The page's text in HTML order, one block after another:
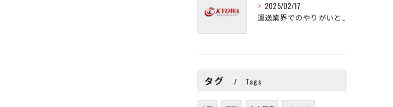
2025/02/17
運送業界でのやりがいと可能性
タグ Tags